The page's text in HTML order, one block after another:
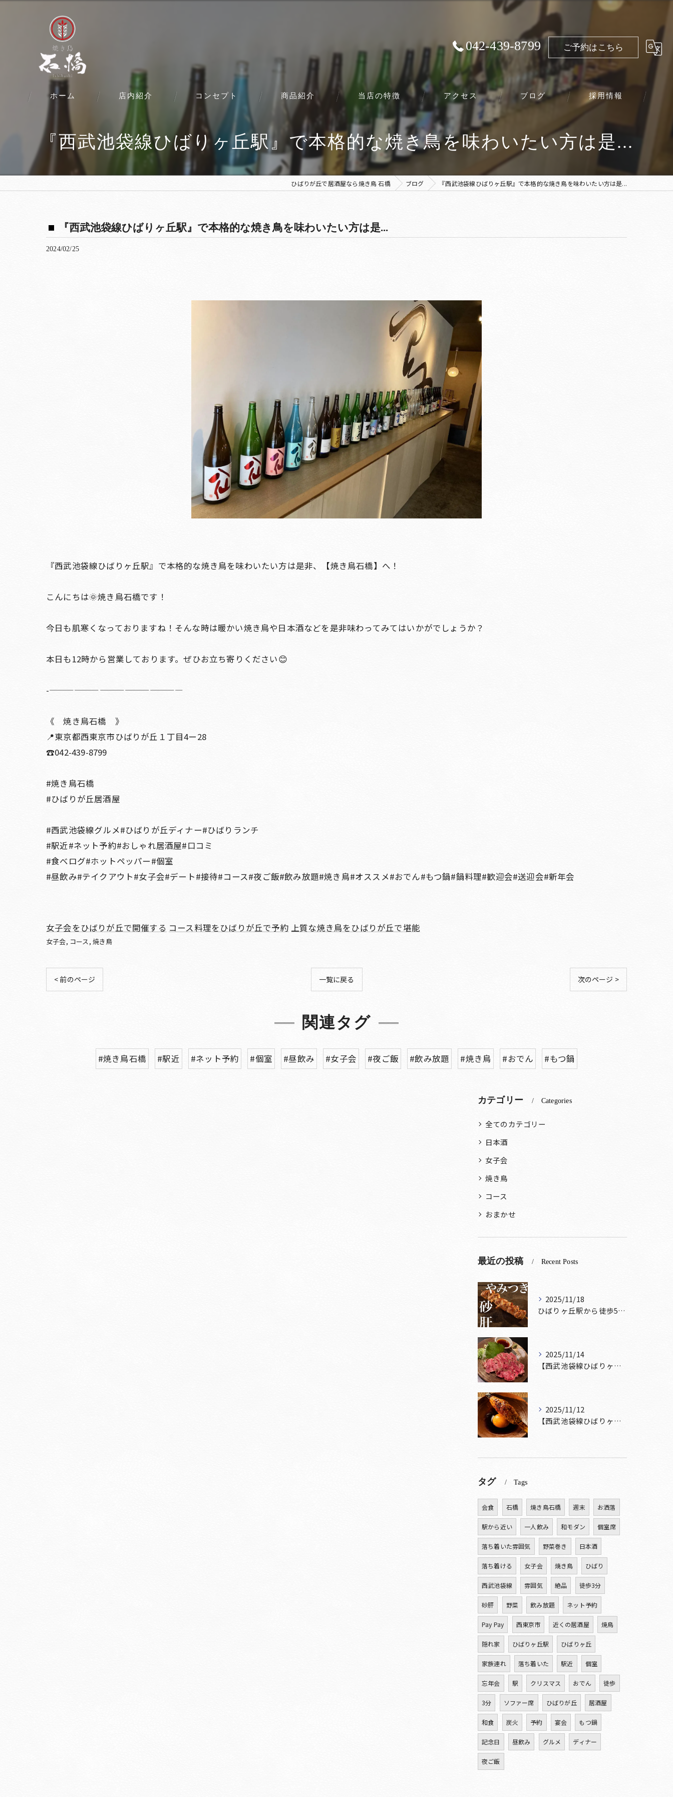
042-439-8799 ご予約はこちら
ホーム 店内紹介 コンセプト 商品紹介 当店の特徴
コース
アクセス ブログ 採用情報
『西武池袋線ひばりヶ丘駅』で本格的な焼き鳥を味わいたい方は是...
ひばりが丘で居酒屋なら焼き鳥 石橋 ブログ 『西武池袋線ひばりヶ丘駅』で本格的な焼き鳥を味わいたい方は是...
『西武池袋線ひばりヶ丘駅』で本格的な焼き鳥を味わいたい方は是...
2024/02/25
『西武池袋線ひばりヶ丘駅』で本格的な焼き鳥を味わいたい方は是非、【焼き鳥石橋】へ！
こんにちは🌞焼き鳥石橋です！
今日も肌寒くなっておりますね！そんな時は暖かい焼き鳥や日本酒などを是非味わってみてはいかがでしょうか？
本日も12時から営業しております。ぜひお立ち寄りください😊
-————————————————
《 焼き鳥石橋 》
📍東京都西東京市ひばりが丘１丁目4ー28
☎️042-439-8799
#焼き鳥石橋
#ひばりが丘居酒屋
#西武池袋線グルメ#ひばりが丘ディナー#ひばりランチ
#駅近#ネット予約#おしゃれ居酒屋#口コミ
#食べログ#ホットペッパー#個室
#昼飲み#テイクアウト#女子会#デート#接待#コース#夜ご飯#飲み放題#焼き鳥#オススメ#おでん#もつ鍋#鍋料理#歓迎会#送迎会#新年会
女子会をひばりが丘で開催する コース料理をひばりが丘で予約 上質な焼き鳥をひばりが丘で堪能
女子会 コース 焼き鳥
< 前のページ 一覧に戻る 次のページ >
関連タグ
#焼き鳥石橋 #駅近 #ネット予約 #個室 #昼飲み #女子会 #夜ご飯 #飲み放題 #焼き鳥 #おでん #もつ鍋
カテゴリー Categories
全てのカテゴリー
日本酒
女子会
焼き鳥
コース
おまかせ
最近の投稿 Recent Posts
2025/11/18
ひばりヶ丘駅から徒歩5分🚶‍♀️雰囲気の良い居酒屋をお探しな...
2025/11/14
【西武池袋線ひばりヶ丘駅】から徒歩5分🚶
2025/11/12
【西武池袋線ひばりヶ丘駅】から徒歩5分圏内🚶‍♀️！
タグ Tags
会食 石橋 焼き鳥石橋 週末 お洒落
駅から近い 一人飲み 和モダン 個室席
落ち着いた雰囲気 野菜巻き 日本酒
落ち着ける 女子会 焼き鳥 ひばり
西武池袋線 雰囲気 絶品 徒歩3分
砂肝 野菜 飲み放題 ネット予約
Pay Pay 西東京市 近くの居酒屋 焼鳥
隠れ家 ひばりヶ丘駅 ひばりヶ丘
家族連れ 落ち着いた 駅近 個室
忘年会 駅 クリスマス おでん 徒歩
3分 ソファー席 ひばりが丘 居酒屋
和食 炭火 予約 宴会 もつ鍋
記念日 昼飲み グルメ ディナー
夜ご飯